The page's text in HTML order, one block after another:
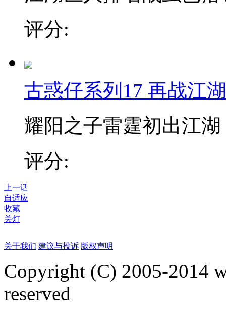
评分:
古惑仔系列17 再战江湖
耀阳之子雷霆初出江
评分:
上一话
自适应
收藏
关灯
关于我们 建议与投诉 版权声明
Copyright (C) 2005-2014
reserved